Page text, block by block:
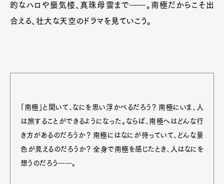
的なハロや蜃気楼、真珠母雲まで――。南極だからこそ出
合える、壮大な天空のドラマを見ていこう。
「南極」と聞いて、なにを思い浮かべるだろう？ 南極にいま、人
は旅することができるようになった。ならば、南極へはどんな行
き方があるのだろうか？ 南極にはなにが待っていて、どんな景
色が見えるのだろうか？ 全身で南極を感じたとき、人はなにを
想うのだろう――。